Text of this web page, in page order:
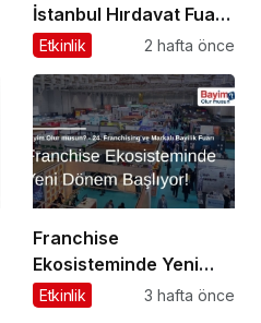
İstanbul Hırdavat Fuarı,
Küresel Ticaretin Yeni
Hazırlanıyor
Etkinlik 2 hafta önce
Franchise
Ekosisteminde Yeni
Dönem Başlıyor: Bayim
Etkinlik 3 hafta önce